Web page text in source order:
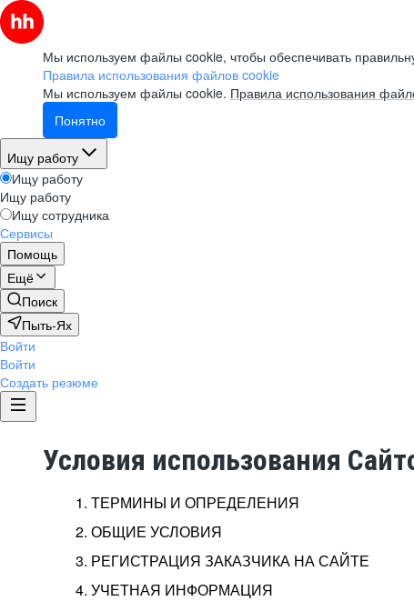
Мы используем файлы cookie, чтобы обеспечивать
Правила использования файлов cookie
Мы используем файлы cookie. Правила использования
Понятно
Ищу работу
Ищу работу
Ищу работу
Ищу сотрудника
Сервисы
Помощь
Ещё
Поиск
Пыть-Ях
Войти
Войти
Создать резюме
Условия использования
1. ТЕРМИНЫ И ОПРЕДЕЛЕНИЯ
2. ОБЩИЕ УСЛОВИЯ
3. РЕГИСТРАЦИЯ ЗАКАЗЧИКА НА САЙТЕ
4. УЧЕТНАЯ ИНФОРМАЦИЯ